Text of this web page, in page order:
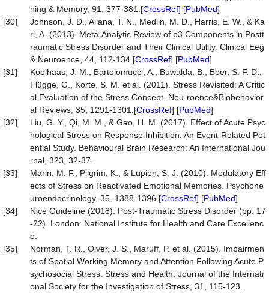
ning & Memory, 91, 377-381.[CrossRef] [PubMed]
[30]
Johnson, J. D., Allana, T. N., Medlin, M. D., Harris, E. W., & Ka
rl, A. (2013). Meta-Analytic Review of p3 Components in Postt
raumatic Stress Disorder and Their Clinical Utility. Clinical Eeg
& Neuroence, 44, 112-134.[CrossRef] [PubMed]
[31]
Koolhaas, J. M., Bartolomucci, A., Buwalda, B., Boer, S. F. D.,
Flügge, G., Korte, S. M. et al. (2011). Stress Revisited: A Critic
al Evaluation of the Stress Concept. Neu-roence&Biobehavior
al Reviews, 35, 1291-1301.[CrossRef] [PubMed]
[32]
Liu, G. Y., Qi, M. M., & Gao, H. M. (2017). Effect of Acute Psyc
hological Stress on Response Inhibition: An Event-Related Pot
ential Study. Behavioural Brain Research: An International Jou
rnal, 323, 32-37.
[33]
Marin, M. F., Pilgrim, K., & Lupien, S. J. (2010). Modulatory Eff
ects of Stress on Reactivated Emotional Memories. Psychone
uroendocrinology, 35, 1388-1396.[CrossRef] [PubMed]
[34]
Nice Guideline (2018). Post-Traumatic Stress Disorder (pp. 17
-22). London: National Institute for Health and Care Excellenc
e.
[35]
Norman, T. R., Olver, J. S., Maruff, P. et al. (2015). Impairmen
ts of Spatial Working Memory and Attention Following Acute P
sychosocial Stress. Stress and Health: Journal of the Internati
onal Society for the Investigation of Stress, 31, 115-123.